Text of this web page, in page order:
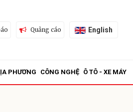
Quảng cáo English
PHƯƠNG CÔNG NGHỆ Ô TÔ - XE MÁY